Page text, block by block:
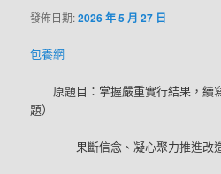
發佈日期:2026 年 5 月 27 日
包養網
原題目：掌握嚴重實行結果，續
題）
——果斷信念、凝心聚力推進改